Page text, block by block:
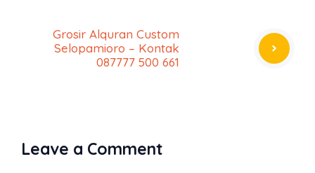
Grosir Alquran Custom
Selopamioro – Kontak
087777 500 661
Leave a Comment